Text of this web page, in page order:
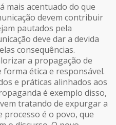
mais acentuado do que
devem contribuir
pautados pela
deve dar a devida
consequências.
a propagação de
ética e responsável.
e práticas alinhados aos
é exemplo disso,
tratando de expurgar a
processo é o povo, que